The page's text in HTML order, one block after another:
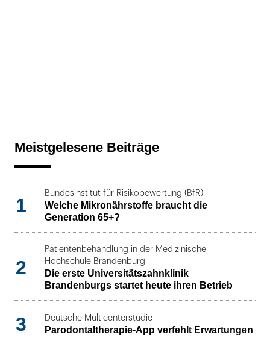
Meistgelesene Beiträge
1
Bundesinstitut für Risikobewertung (BfR)
Welche Mikronährstoffe braucht die
Generation 65+?
2
Patientenbehandlung in der Medizinische
Hochschule Brandenburg
Die erste Universitätszahnklinik
Brandenburgs startet heute ihren Betrieb
3 Deutsche Multicenterstudie
Parodontaltherapie-App verfehlt Erwartungen